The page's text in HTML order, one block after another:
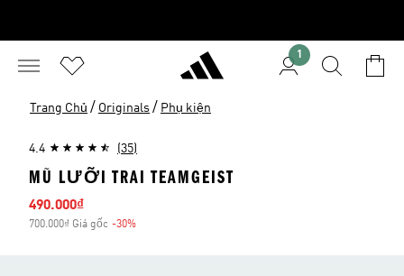
1
Trang Chủ / Originals / Phụ kiện
4.4 (35)
MŨ LƯỠI TRAI TEAMGEIST
Giá bán
490.000₫
700.000₫ Giá gốc -30%